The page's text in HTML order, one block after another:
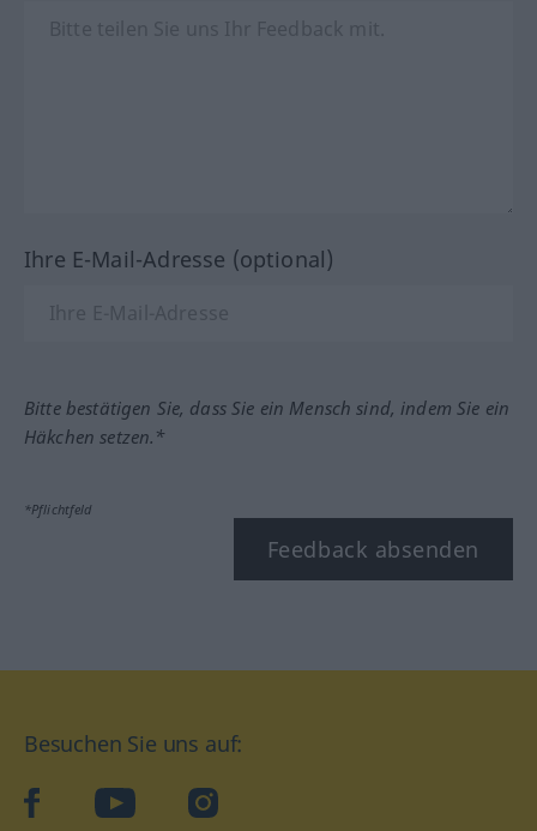
Ihre E-Mail-Adresse (optional)
Bitte bestätigen Sie, dass Sie ein Mensch sind, indem Sie ein
Häkchen setzen.*
*Pflichtfeld
Feedback absenden
Besuchen Sie uns auf:
facebookYouTube Instagram